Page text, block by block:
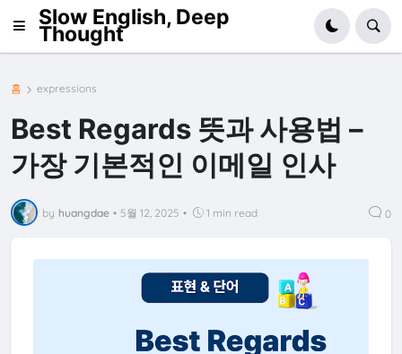
Slow English, Deep
Thought
홈 expressions
Best Regards 뜻과 사용법 –
가장 기본적인 이메일 인사
by huangdae • 5월 12, 2025 • 1 min read 0